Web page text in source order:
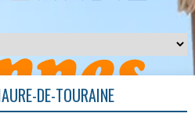
DE-TOURAINE